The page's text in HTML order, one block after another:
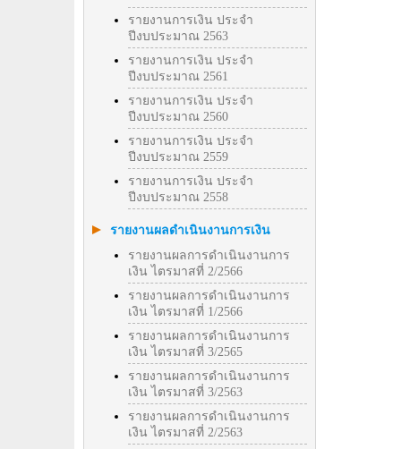
รายงานการเงิน ประจำ
ปีงบประมาณ 2563
รายงานการเงิน ประจำ
ปีงบประมาณ 2561
รายงานการเงิน ประจำ
ปีงบประมาณ 2560
รายงานการเงิน ประจำ
ปีงบประมาณ 2559
รายงานการเงิน ประจำ
ปีงบประมาณ 2558
รายงานผลดำเนินงานการเงิน
รายงานผลการดำเนินงานการ
เงิน ไตรมาสที่ 2/2566
รายงานผลการดำเนินงานการ
เงิน ไตรมาสที่ 1/2566
รายงานผลการดำเนินงานการ
เงิน ไตรมาสที่ 3/2565
รายงานผลการดำเนินงานการ
เงิน ไตรมาสที่ 3/2563
รายงานผลการดำเนินงานการ
เงิน ไตรมาสที่ 2/2563